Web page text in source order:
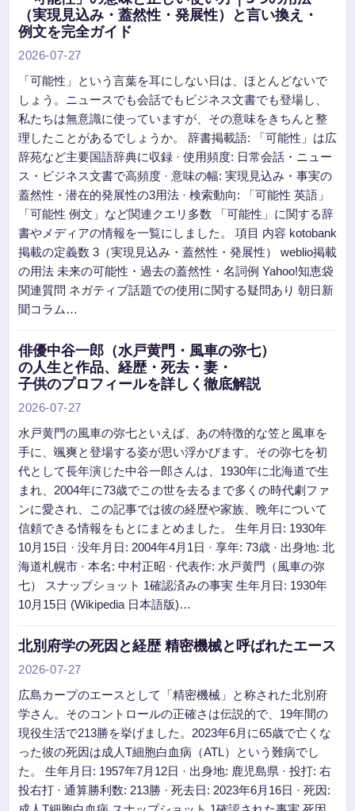
（実現見込み・蓋然性・発展性）と言い換え・
例文を完全ガイド
2026-07-27
「可能性」という言葉を耳にしない日は、ほとんどないで
しょう。ニュースでも会話でもビジネス文書でも登場し、
私たちは無意識に使っていますが、その意味をきちんと整
理したことがあるでしょうか。 辞書掲載語: 「可能性」は広
辞苑など主要国語辞典に収録 · 使用頻度: 日常会話・ニュー
ス・ビジネス文書で高頻度 · 意味の幅: 実現見込み・事実の
蓋然性・潜在的発展性の3用法 · 検索動向: 「可能性 英語」
「可能性 例文」など関連クエリ多数 「可能性」に関する辞
書やメディアの情報を一覧にしました。 項目 内容 kotobank
掲載の定義数 3（実現見込み・蓋然性・発展性） weblio掲載
の用法 未来の可能性・過去の蓋然性・名詞例 Yahoo!知恵袋
関連質問 ネガティブ話題での使用に関する疑問あり 朝日新
聞コラム…
俳優中谷一郎（水戸黄門・風車の弥七）
の人生と作品、経歴・死去・妻・
子供のプロフィールを詳しく徹底解説
2026-07-27
水戸黄門の風車の弥七といえば、あの特徴的な笠と風車を
手に、颯爽と登場する姿が思い浮かびます。その弥七を初
代として長年演じた中谷一郎さんは、1930年に北海道で生
まれ、2004年に73歳でこの世を去るまで多くの時代劇ファ
ンに愛され、この記事では彼の経歴や家族、晩年について
信頼できる情報をもとにまとめました。 生年月日: 1930年
10月15日 · 没年月日: 2004年4月1日 · 享年: 73歳 · 出身地: 北
海道札幌市 · 本名: 中村正昭 · 代表作: 水戸黄門（風車の弥
七） スナップショット 1確認済みの事実 生年月日: 1930年
10月15日 (Wikipedia 日本語版)…
北別府学の死因と経歴 精密機械と呼ばれたエース
2026-07-27
広島カープのエースとして「精密機械」と称された北別府
学さん。そのコントロールの正確さは伝説的で、19年間の
現役生活で213勝を挙げました。2023年6月に65歳で亡くな
った彼の死因は成人T細胞白血病（ATL）という難病でし
た。 生年月日: 1957年7月12日 · 出身地: 鹿児島県 · 投打: 右
投右打 · 通算勝利数: 213勝 · 死去日: 2023年6月16日 · 死因: